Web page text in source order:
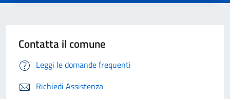
Contatta il comune
Leggi le domande frequenti
Richiedi Assistenza